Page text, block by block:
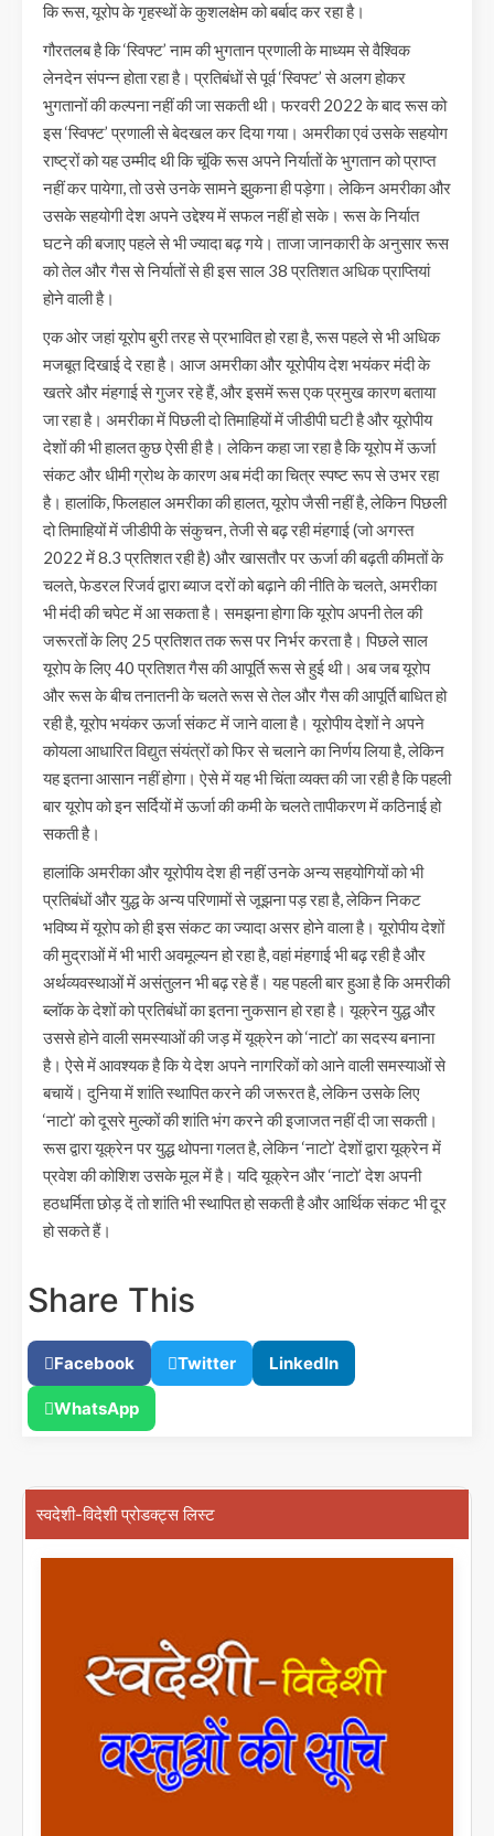
कि रूस, यूरोप के गृहस्थों के कुशलक्षेम को बर्बाद कर रहा है।
गौरतलब है कि ‘स्विफ्ट’ नाम की भुगतान प्रणाली के माध्यम से वैश्विक
लेनदेन संपन्न होता रहा है। प्रतिबंधों से पूर्व ‘स्विफ्ट’ से अलग होकर
भुगतानों की कल्पना नहीं की जा सकती थी। फरवरी 2022 के बाद रूस को
इस ‘स्विफ्ट’ प्रणाली से बेदखल कर दिया गया। अमरीका एवं उसके सहयोग
राष्ट्रों को यह उम्मीद थी कि चूंकि रूस अपने निर्यातों के भुगतान को प्राप्त
नहीं कर पायेगा, तो उसे उनके सामने झुकना ही पड़ेगा। लेकिन अमरीका और
उसके सहयोगी देश अपने उद्देश्य में सफल नहीं हो सके। रूस के निर्यात
घटने की बजाए पहले से भी ज्यादा बढ़ गये। ताजा जानकारी के अनुसार रूस
को तेल और गैस से निर्यातों से ही इस साल 38 प्रतिशत अधिक प्राप्तियां
होने वाली है।
एक ओर जहां यूरोप बुरी तरह से प्रभावित हो रहा है, रूस पहले से भी अधिक
मजबूत दिखाई दे रहा है। आज अमरीका और यूरोपीय देश भयंकर मंदी के
खतरे और मंहगाई से गुजर रहे हैं, और इसमें रूस एक प्रमुख कारण बताया
जा रहा है। अमरीका में पिछली दो तिमाहियों में जीडीपी घटी है और यूरोपीय
देशों की भी हालत कुछ ऐसी ही है। लेकिन कहा जा रहा है कि यूरोप में ऊर्जा
संकट और धीमी ग्रोथ के कारण अब मंदी का चित्र स्पष्ट रूप से उभर रहा
है। हालांकि, फिलहाल अमरीका की हालत, यूरोप जैसी नहीं है, लेकिन पिछली
दो तिमाहियों में जीडीपी के संकुचन, तेजी से बढ़ रही मंहगाई (जो अगस्त
2022 में 8.3 प्रतिशत रही है) और खासतौर पर ऊर्जा की बढ़ती कीमतों के
चलते, फेडरल रिजर्व द्वारा ब्याज दरों को बढ़ाने की नीति के चलते, अमरीका
भी मंदी की चपेट में आ सकता है। समझना होगा कि यूरोप अपनी तेल की
जरूरतों के लिए 25 प्रतिशत तक रूस पर निर्भर करता है। पिछले साल
यूरोप के लिए 40 प्रतिशत गैस की आपूर्ति रूस से हुई थी। अब जब यूरोप
और रूस के बीच तनातनी के चलते रूस से तेल और गैस की आपूर्ति बाधित हो
रही है, यूरोप भयंकर ऊर्जा संकट में जाने वाला है। यूरोपीय देशों ने अपने
कोयला आधारित विद्युत संयंत्रों को फिर से चलाने का निर्णय लिया है, लेकिन
यह इतना आसान नहीं होगा। ऐसे में यह भी चिंता व्यक्त की जा रही है कि पहली
बार यूरोप को इन सर्दियों में ऊर्जा की कमी के चलते तापीकरण में कठिनाई हो
सकती है।
हालांकि अमरीका और यूरोपीय देश ही नहीं उनके अन्य सहयोगियों को भी
प्रतिबंधों और युद्ध के अन्य परिणामों से जूझना पड़ रहा है, लेकिन निकट
भविष्य में यूरोप को ही इस संकट का ज्यादा असर होने वाला है। यूरोपीय देशों
की मुद्राओं में भी भारी अवमूल्यन हो रहा है, वहां मंहगाई भी बढ़ रही है और
अर्थव्यवस्थाओं में असंतुलन भी बढ़ रहे हैं। यह पहली बार हुआ है कि अमरीकी
ब्लॉक के देशों को प्रतिबंधों का इतना नुकसान हो रहा है। यूक्रेन युद्ध और
उससे होने वाली समस्याओं की जड़ में यूक्रेन को ‘नाटो’ का सदस्य बनाना
है। ऐसे में आवश्यक है कि ये देश अपने नागरिकों को आने वाली समस्याओं से
बचायें। दुनिया में शांति स्थापित करने की जरूरत है, लेकिन उसके लिए
‘नाटो’ को दूसरे मुल्कों की शांति भंग करने की इजाजत नहीं दी जा सकती।
रूस द्वारा यूक्रेन पर युद्ध थोपना गलत है, लेकिन ‘नाटो’ देशों द्वारा यूक्रेन में
प्रवेश की कोशिश उसके मूल में है। यदि यूक्रेन और ‘नाटो’ देश अपनी
हठधर्मिता छोड़ दें तो शांति भी स्थापित हो सकती है और आर्थिक संकट भी दूर
हो सकते हैं।
Share This
Facebook Twitter LinkedIn
WhatsApp
स्वदेशी-विदेशी प्रोडक्ट्स लिस्ट